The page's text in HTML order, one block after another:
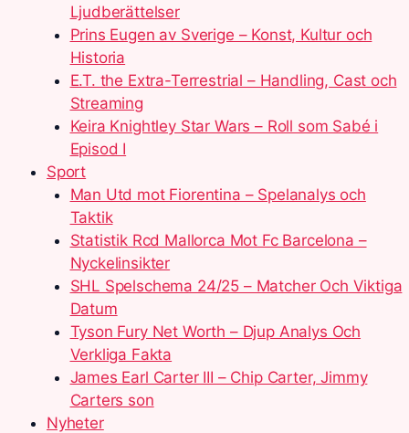
Ljudberättelser
Prins Eugen av Sverige – Konst, Kultur och
Historia
E.T. the Extra-Terrestrial – Handling, Cast och
Streaming
Keira Knightley Star Wars – Roll som Sabé i
Episod I
Sport
Man Utd mot Fiorentina – Spelanalys och
Taktik
Statistik Rcd Mallorca Mot Fc Barcelona –
Nyckelinsikter
SHL Spelschema 24/25 – Matcher Och Viktiga
Datum
Tyson Fury Net Worth – Djup Analys Och
Verkliga Fakta
James Earl Carter III – Chip Carter, Jimmy
Carters son
Nyheter